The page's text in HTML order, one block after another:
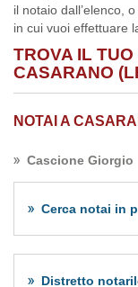
il notaio dall’elenco,
in cui vuoi effettuare
TROVA IL
CASARANO
NOTAI A
Cascione Giorgio
Cerca notai in
Distretto